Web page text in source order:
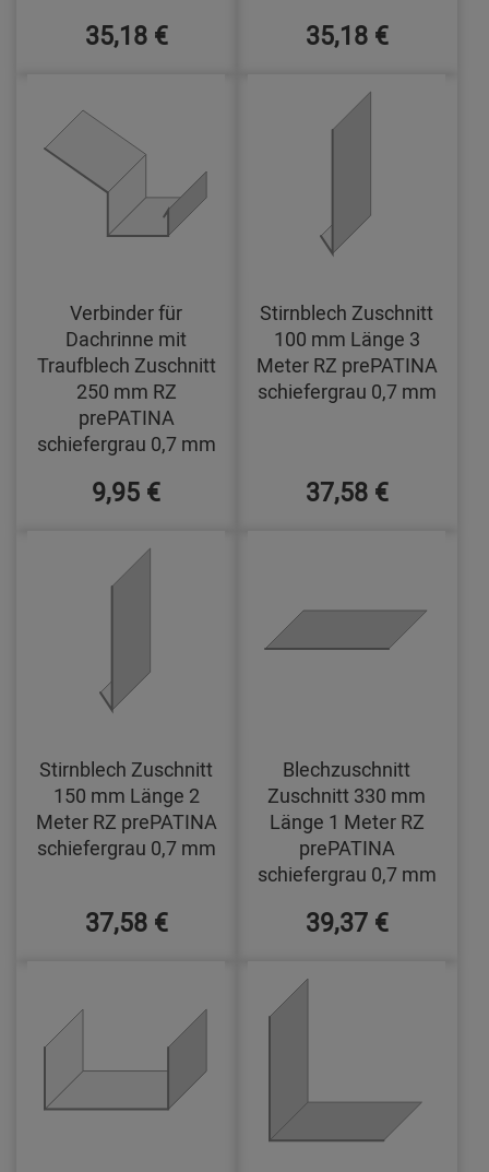
35,18 € 35,18 €
Verbinder für
Dachrinne mit
Traufblech Zuschnitt
250 mm RZ
prePATINA
schiefergrau 0,7 mm
9,95 €
Stirnblech Zuschnitt
100 mm Länge 3
Meter RZ prePATINA
schiefergrau 0,7 mm
37,58 €
Stirnblech Zuschnitt
150 mm Länge 2
Meter RZ prePATINA
schiefergrau 0,7 mm
37,58 €
Blechzuschnitt
Zuschnitt 330 mm
Länge 1 Meter RZ
prePATINA
schiefergrau 0,7 mm
39,37 €